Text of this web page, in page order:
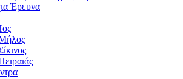
Έρευνα